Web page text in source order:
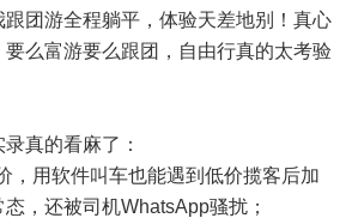
团游全程躺平，体验天差地别！真心
么富游要么跟团，自由行真的太考验
真的看麻了：
，用软件叫车也能遇到低价揽客后加
，还被司机WhatsApp骚扰；